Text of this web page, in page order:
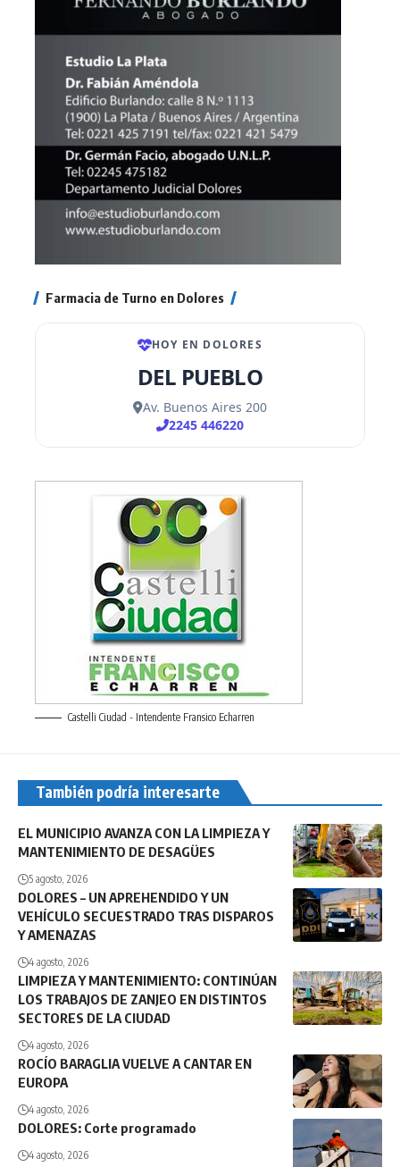
Farmacia de Turno en Dolores
Castelli Ciudad - Intendente Fransico Echarren
También podría interesarte
EL MUNICIPIO AVANZA CON LA LIMPIEZA Y
MANTENIMIENTO DE DESAGÜES
5 agosto, 2026
DOLORES – UN APREHENDIDO Y UN
VEHÍCULO SECUESTRADO TRAS DISPAROS
Y AMENAZAS
4 agosto, 2026
LIMPIEZA Y MANTENIMIENTO: CONTINÚAN
LOS TRABAJOS DE ZANJEO EN DISTINTOS
SECTORES DE LA CIUDAD
4 agosto, 2026
ROCÍO BARAGLIA VUELVE A CANTAR EN
EUROPA
4 agosto, 2026
DOLORES: Corte programado
4 agosto, 2026